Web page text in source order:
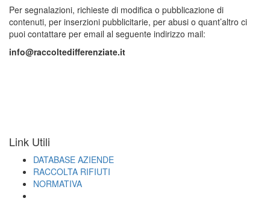
Per segnalazioni, richieste di modifica o pubblicazione di
contenuti, per inserzioni pubblicitarie, per abusi o quant’altro ci
puoi contattare per email al seguente indirizzo mail:
info@raccoltedifferenziate.it
Link Utili
DATABASE AZIENDE
RACCOLTA RIFIUTI
NORMATIVA